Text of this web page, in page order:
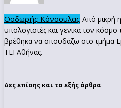
Θοδωρής Κόνσουλας Από μικρή
υπολογιστές και γενικά τον
βρέθηκα να σπουδάζω στο τμήμα
ΤΕΙ Αθήνας.
Δες επίσης και τα εξής άρθρα